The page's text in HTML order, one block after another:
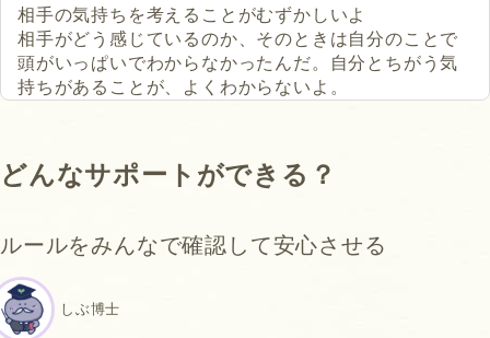
相手の気持ちを考えることがむずかしいよ
相手がどう感じているのか、そのときは自分のことで
頭がいっぱいでわからなかったんだ。自分とちがう気
持ちがあることが、よくわからないよ。
どんなサポートができる？
ルールをみんなで確認して安心させる
しぶ博士